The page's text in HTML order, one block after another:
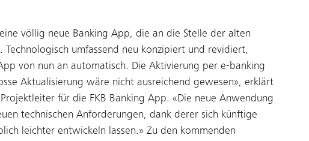
völlig neue Banking App, die an die Stelle der alten
umfassend neu konzipiert und revidiert,
von nun an automatisch. Die Aktivierung per e-banking
Aktualisierung wäre nicht ausreichend gewesen», erklärt
für die FKB Banking App. «Die neue Anwendung
technischen Anforderungen, dank derer sich künftige
leichter entwickeln lassen.» Zu den kommenden